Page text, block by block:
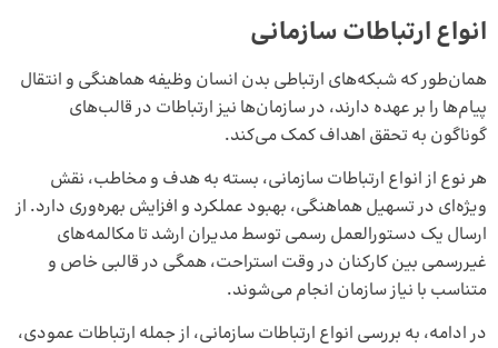
انواع ارتباطات سازمانی
همان‌طور که شبکه‌های ارتباطی بدن انسان وظیفه هماهنگی و انتقال
پیام‌ها را بر عهده دارند، در سازمان‌ها نیز ارتباطات در قالب‌های
گوناگون به تحقق اهداف کمک می‌کند.
هر نوع از انواع ارتباطات سازمانی، بسته به هدف و مخاطب، نقش
ویژه‌ای در تسهیل هماهنگی، بهبود عملکرد و افزایش بهره‌وری دارد. از
ارسال یک دستورالعمل رسمی توسط مدیران ارشد تا مکالمه‌های
غیررسمی بین کارکنان در وقت استراحت، همگی در قالبی خاص و
متناسب با نیاز سازمان انجام می‌شوند.
در ادامه، به بررسی انواع ارتباطات سازمانی، از جمله ارتباطات عمودی،